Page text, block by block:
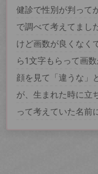
健診で性別が判って
で調べて考えてまし
けど画数が良くなく
ら1文字もらって画
顔を見て「違うな」
が、生まれた時に立
って考えていた名前